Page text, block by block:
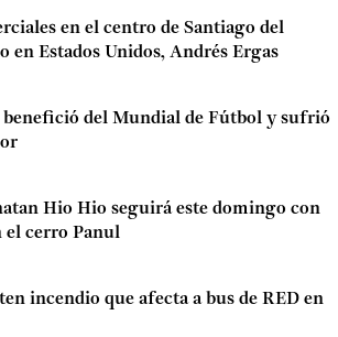
en el centro de Santiago del
en Estados Unidos, Andrés Ergas
benefició del Mundial de Fútbol y sufrió
Hio Hio seguirá este domingo con
el cerro Panul
incendio que afecta a bus de RED en